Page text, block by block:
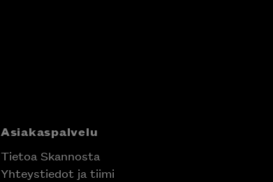
Asiakaspalvelu
Tietoa Skannosta
Yhteystiedot ja tiimi